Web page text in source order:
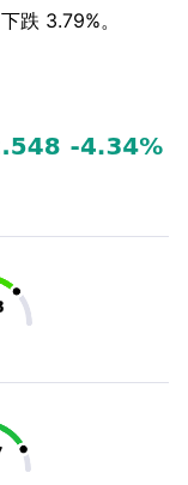
下跌 3.79%。